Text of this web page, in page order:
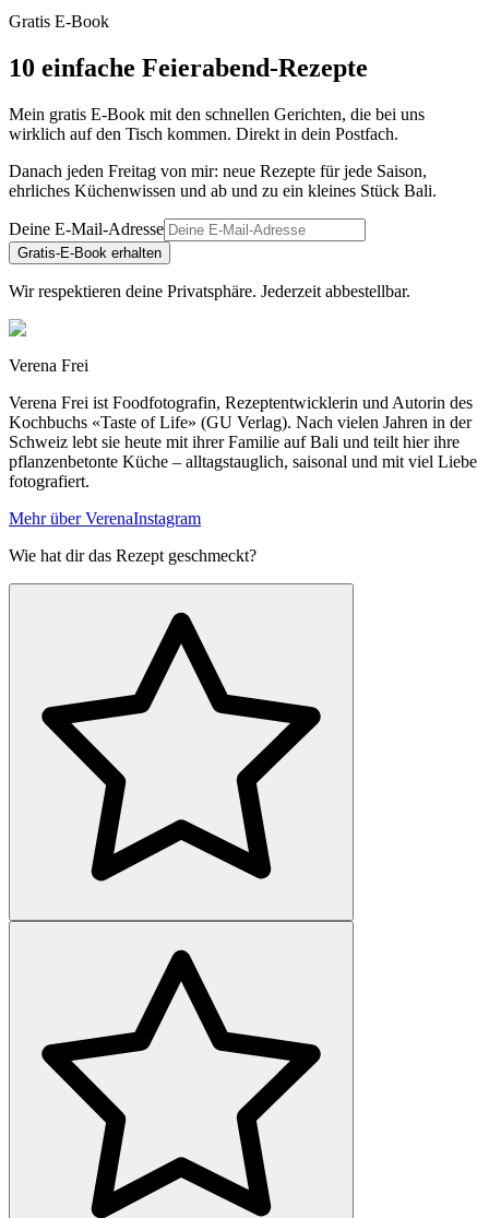
Gratis E-Book
10 einfache Feierabend-Rezepte
Mein gratis E-Book mit den schnellen Gerichten, die bei uns
wirklich auf den Tisch kommen. Direkt in dein Postfach.
Danach jeden Freitag von mir: neue Rezepte für jede Saison,
ehrliches Küchenwissen und ab und zu ein kleines Stück Bali.
Deine E-Mail-Adresse
Gratis-E-Book erhalten
Wir respektieren deine Privatsphäre. Jederzeit abbestellbar.
Verena Frei
Verena Frei ist Foodfotografin, Rezeptentwicklerin und Autorin des
Kochbuchs «Taste of Life» (GU Verlag). Nach vielen Jahren in der
Schweiz lebt sie heute mit ihrer Familie auf Bali und teilt hier ihre
pflanzenbetonte Küche – alltagstauglich, saisonal und mit viel Liebe
fotografiert.
Mehr über VerenaInstagram
Wie hat dir das Rezept geschmeckt?